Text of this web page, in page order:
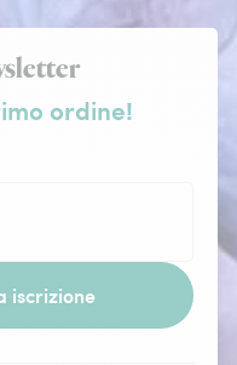
ordine!
iscrizione